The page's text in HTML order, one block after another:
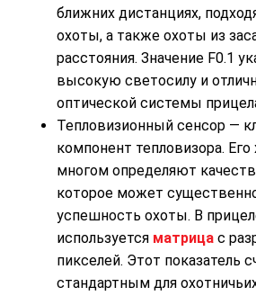
ближних дистанциях,
охоты, а также охоты из
расстояния. Значение F0.1
высокую светосилу и
оптической системы
Тепловизионный сенсор —
компонент тепловизора.
многом определяют
которое может
успешность охоты. В
используется матрица с
пикселей. Этот показатель
стандартным для